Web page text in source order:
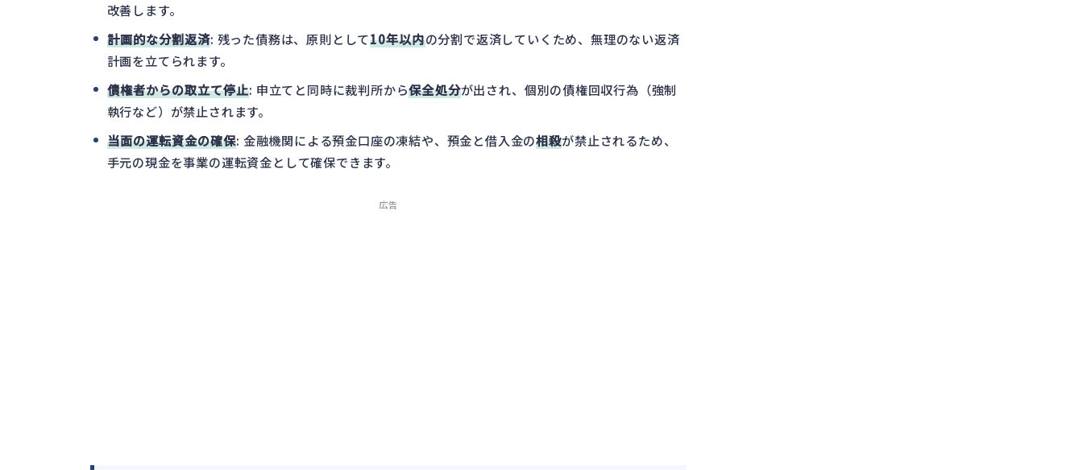
改善します。
計画的な分割返済: 残った債務は、原則として10年以内の分割で返済していくため、無理のない返済
計画を立てられます。
債権者からの取立て停止: 申立てと同時に裁判所から保全処分が出され、個別の債権回収行為（強制
執行など）が禁止されます。
当面の運転資金の確保: 金融機関による預金口座の凍結や、預金と借入金の相殺が禁止されるため、
手元の現金を事業の運転資金として確保できます。
広告